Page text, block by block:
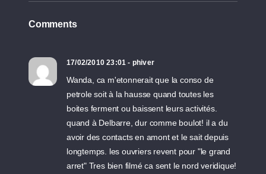
Comments
17/02/2010 23:01 - phiver
Wanda, ca m'etonnerait que la conso de
petrole soit à la hausse quand toutes les
boites ferment ou baissent leurs activités.
quand à Delbarre, dur comme boulot! il a du
avoir des contacts en amont et le sait depuis
longtemps. les ouvriers revent pour "le grand
arret" Tres bien filmé ca sent le nord veridique!